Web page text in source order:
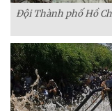
Đội Thành phố Hồ